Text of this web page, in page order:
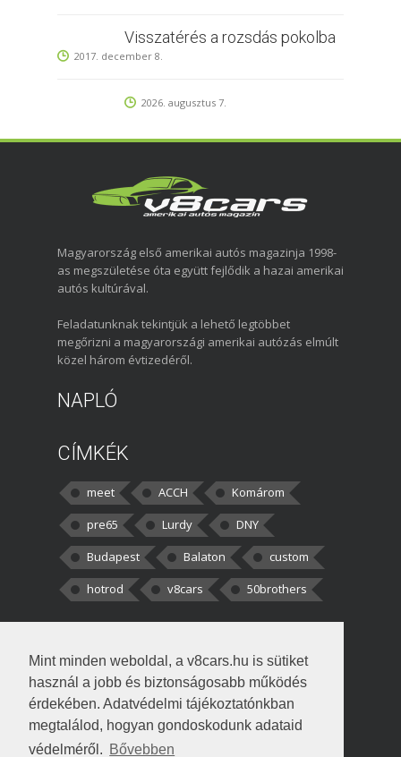
Mint minden weboldal, a v8cars.hu is sütiket
használ a jobb és biztonságosabb működés
érdekében. Adatvédelmi tájékoztatónkban
megtalálod, hogyan gondoskodunk adataid
védelméről. Bővebben
Visszatérés a rozsdás pokolba
2017. december 8.
2026. augusztus 7.
Magyarország első amerikai autós magazinja 1998-
as megszületése óta együtt fejlődik a hazai amerikai
autós kultúrával.
Feladatunknak tekintjük a lehető legtöbbet
megőrizni a magyarországi amerikai autózás elmúlt
közel három évtizedéről.
NAPLÓ
CÍMKÉK
meet ACCH
Komárom
pre65
Lurdy
DNY
Budapest
Balaton
custom
hotrod
v8cars 50brothers
kortisz:Elszúrtam! Én csak két
darabbaal számoltam. Nem tudtam, hogy fél autót,
Béke: